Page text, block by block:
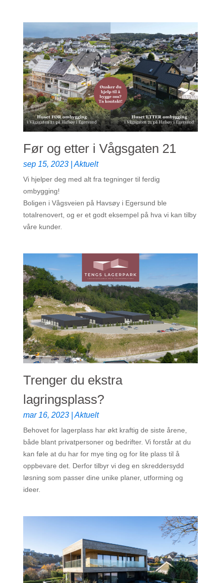
Før og etter i Vågsgaten 21
sep 15, 2023 |Aktuelt
Vi hjelper deg med alt fra tegninger til ferdig
ombygging!
Boligen i Vågsveien på Havsøy i Egersund ble
totalrenovert, og er et godt eksempel på hva vi kan tilby
våre kunder.
Trenger du ekstra
lagringsplass?
mar 16, 2023 |Aktuelt
Behovet for lagerplass har økt kraftig de siste årene,
både blant privatpersoner og bedrifter. Vi forstår at du
kan føle at du har for mye ting og for lite plass til å
oppbevare det. Derfor tilbyr vi deg en skreddersydd
løsning som passer dine unike planer, utforming og
ideer.